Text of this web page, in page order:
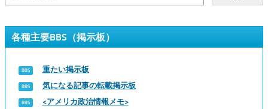
各種主要BBS（掲示板）
重たい掲示板
気になる記事の転載掲示板
<アメリカ政治情報メモ>